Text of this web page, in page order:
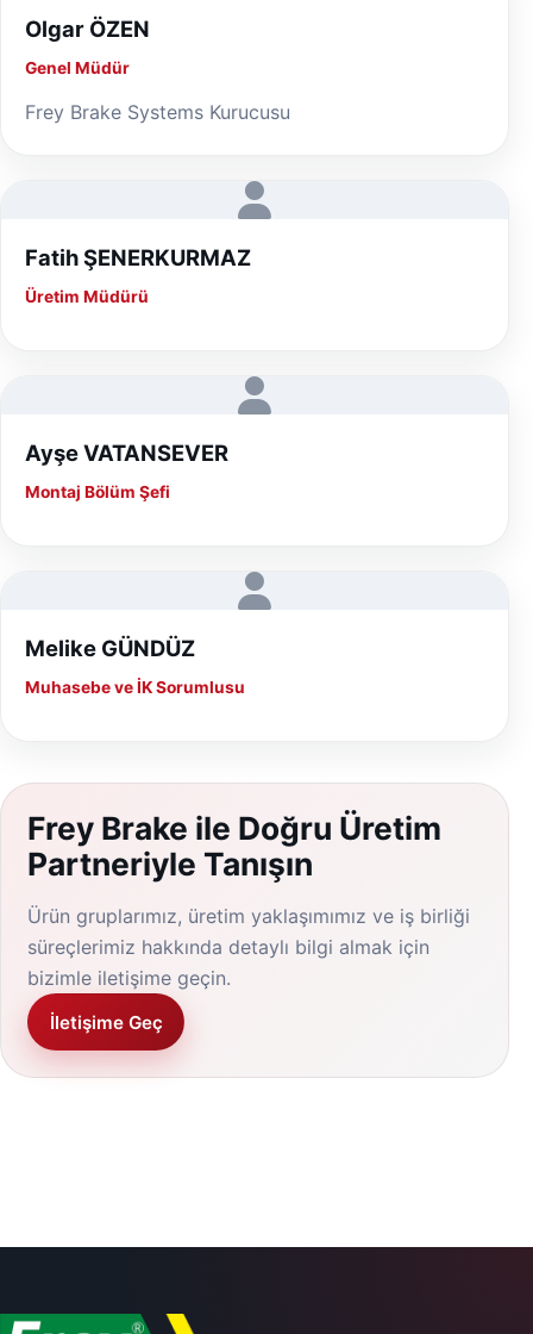
Olgar ÖZEN
Genel Müdür
Frey Brake Systems Kurucusu
Fatih ŞENERKURMAZ
Üretim Müdürü
Ayşe VATANSEVER
Montaj Bölüm Şefi
Melike GÜNDÜZ
Muhasebe ve İK Sorumlusu
Frey Brake ile Doğru Üretim
Partneriyle Tanışın
Ürün gruplarımız, üretim yaklaşımımız ve iş birliği
süreçlerimiz hakkında detaylı bilgi almak için
bizimle iletişime geçin.
İletişime Geç